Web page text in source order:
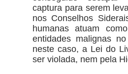
captura para serem
nos Conselhos
humanas atuam
entidades malignas
neste caso, a Lei do
ser violada, nem pela